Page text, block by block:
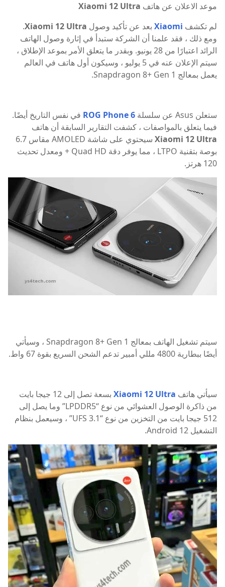
موعد الاعلان عن هاتف Xiaomi 12 Ultra
لم تكشف
بعد عن تأكيد وصول
.
ومع ذلك ، فقد علمنا أن الشركة ستبدأ في إثارة وصول الهاتف
الرائد اعتبارًا من 28 يونيو. وبقدر ما يتعلق الأمر بموعد الإطلاق ،
سيتم الإعلان عنه في 5 يوليو ، وسيكون أول هاتف في العالم
يعمل بمعالج Snapdragon 8+ Gen 1.
ستعلن Asus عن سلسلة ROG Phone 6 في نفس التاريخ أيضًا.
فيما يتعلق بالمواصفات ، كشفت التقارير السابقة أن هاتف
Xiaomi 12 Ultra
سيحتوي على شاشة AMOLED مقاس 6.7
بوصة بتقنية LTPO ، مما يوفر دقة Quad HD + ومعدل تحديث
120 هرتز.
سيتم تشغيل الهاتف بمعالج Snapdragon 8+ Gen 1 ، وسيأتي
أيضًا ببطارية 4800 مللي أمبير تدعم الشحن السريع بقوة 67 واط.
سيأتي هاتف Xiaomi 12 Ultra
بسعة تصل إلى 12 جيجا بايت
من ذاكرة الوصول العشوائي من نوع “LPDDR5” وما يصل إلى
512 جيجا بايت من التخزين من نوع “UFS 3.1” ، وسيعمل بنظام
التشغيل Android 12.